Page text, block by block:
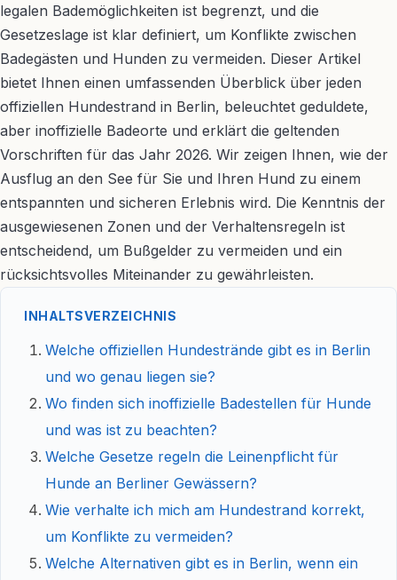
legalen Bademöglichkeiten ist begrenzt, und die
Gesetzeslage ist klar definiert, um Konflikte zwischen
Badegästen und Hunden zu vermeiden. Dieser Artikel
bietet Ihnen einen umfassenden Überblick über jeden
offiziellen Hundestrand in Berlin, beleuchtet geduldete,
aber inoffizielle Badeorte und erklärt die geltenden
Vorschriften für das Jahr 2026. Wir zeigen Ihnen, wie der
Ausflug an den See für Sie und Ihren Hund zu einem
entspannten und sicheren Erlebnis wird. Die Kenntnis der
ausgewiesenen Zonen und der Verhaltensregeln ist
entscheidend, um Bußgelder zu vermeiden und ein
rücksichtsvolles Miteinander zu gewährleisten.
INHALTSVERZEICHNIS
Welche offiziellen Hundestrände gibt es in Berlin
und wo genau liegen sie?
Wo finden sich inoffizielle Badestellen für Hunde
und was ist zu beachten?
Welche Gesetze regeln die Leinenpflicht für
Hunde an Berliner Gewässern?
Wie verhalte ich mich am Hundestrand korrekt,
um Konflikte zu vermeiden?
Welche Alternativen gibt es in Berlin, wenn ein